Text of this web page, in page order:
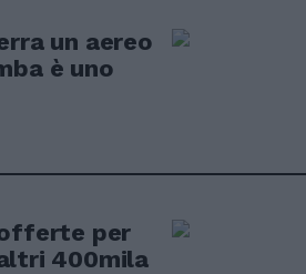
un aereo
è uno
per
400mila